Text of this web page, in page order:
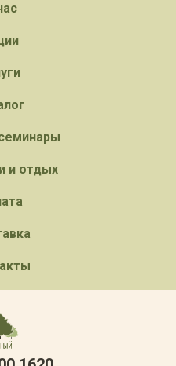
и отдых